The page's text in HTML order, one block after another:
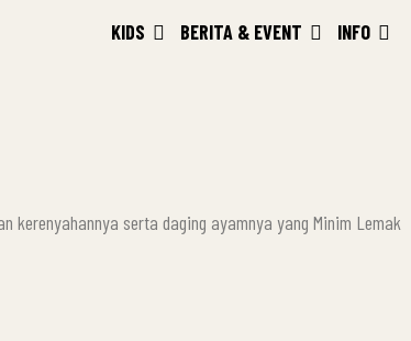
KIDS BERITA & EVENT
INFO
kerenyahannya serta daging ayamnya yang Minim Lemak